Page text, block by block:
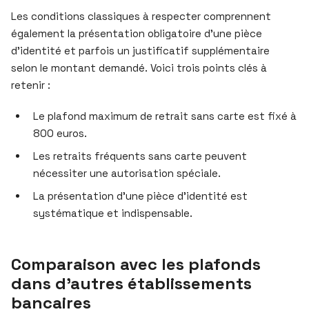
Les conditions classiques à respecter comprennent
également la présentation obligatoire d’une pièce
d’identité et parfois un justificatif supplémentaire
selon le montant demandé. Voici trois points clés à
retenir :
Le plafond maximum de retrait sans carte est fixé à
800 euros.
Les retraits fréquents sans carte peuvent
nécessiter une autorisation spéciale.
La présentation d’une pièce d’identité est
systématique et indispensable.
Comparaison avec les plafonds
dans d’autres établissements
bancaires